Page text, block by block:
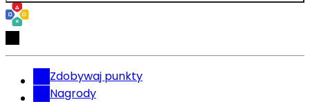
Zdobywaj punkty
Nagrody